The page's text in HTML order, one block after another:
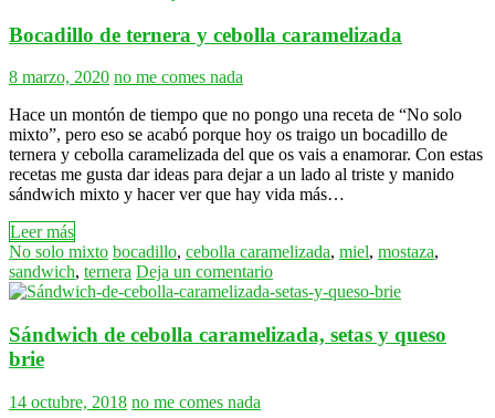
Bocadillo de ternera y cebolla caramelizada
8 marzo, 2020 no me comes nada
Hace un montón de tiempo que no pongo una receta de “No solo
mixto”, pero eso se acabó porque hoy os traigo un bocadillo de
ternera y cebolla caramelizada del que os vais a enamorar. Con estas
recetas me gusta dar ideas para dejar a un lado al triste y manido
sándwich mixto y hacer ver que hay vida más…
Leer más
No solo mixto bocadillo, cebolla caramelizada, miel, mostaza,
sandwich, ternera Deja un comentario
Sándwich de cebolla caramelizada, setas y queso
brie
14 octubre, 2018 no me comes nada